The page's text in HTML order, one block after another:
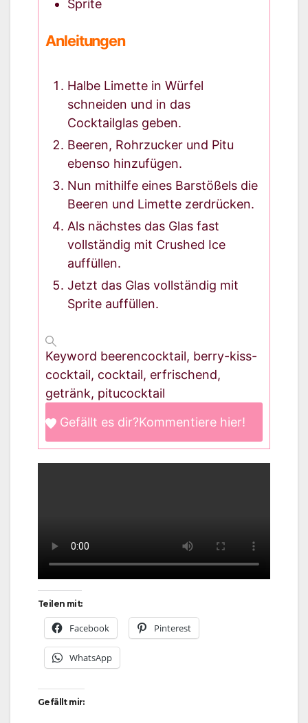
Sprite
Anleitungen
Halbe Limette in Würfel
schneiden und in das
Cocktailglas geben.
Beeren, Rohrzucker und Pitu
ebenso hinzufügen.
Nun mithilfe eines Barstößels die
Beeren und Limette zerdrücken.
Als nächstes das Glas fast
vollständig mit Crushed Ice
auffüllen.
Jetzt das Glas vollständig mit
Sprite auffüllen.
Keyword beerencocktail, berry-kiss-
cocktail, cocktail, erfrischend,
getränk, pitucocktail
Gefällt es dir?Kommentiere hier!
Teilen mit:
Facebook Pinterest
WhatsApp
Gefällt mir: